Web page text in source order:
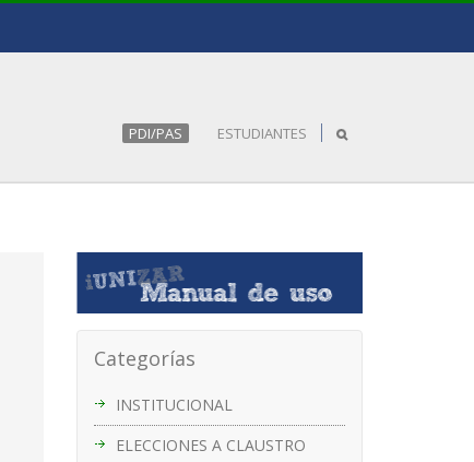
PDI/PAS ESTUDIANTES
Categorías
INSTITUCIONAL
ELECCIONES A CLAUSTRO